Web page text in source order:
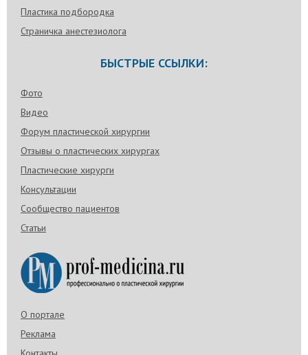
Пластика подбородка
Страничка анестезиолога
БЫСТРЫЕ ССЫЛКИ:
Фото
Видео
Форум пластической хирургии
Отзывы о пластических хирургах
Пластические хирурги
Консультации
Сообщество пациентов
Статьи
О портале
Реклама